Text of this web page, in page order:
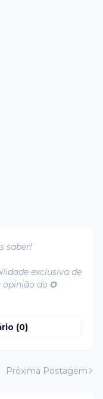
saber!
exclusiva de
opinião do O
(0)
Próxima Postagem